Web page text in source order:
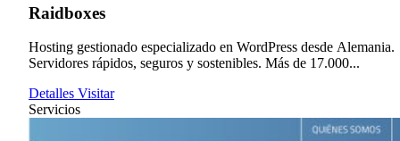
Raidboxes
Hosting gestionado especializado en WordPress desde Alemania.
Servidores rápidos, seguros y sostenibles. Más de 17.000...
Detalles Visitar
Servicios